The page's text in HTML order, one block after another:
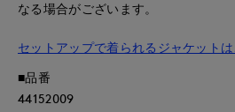
なる場合がございます。
セットアップで着られるジャケット
■品番
44152009